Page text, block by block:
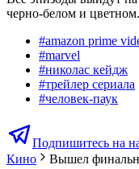
черно-белом и цветном.
#amazon prime
#marvel
#николас кейдж
#трейлер сериала
#человек-паук
Подпишитесь на
Кино
Вышел